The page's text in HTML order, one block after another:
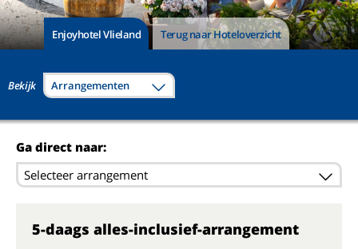
Enjoyhotel Vlieland Terug naar Hoteloverzicht
Bekijk Arrangementen
Ga direct naar:
Selecteer arrangement
5-daags alles-inclusief-arrangement